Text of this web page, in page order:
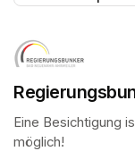
Eine Besichtigung
möglich!